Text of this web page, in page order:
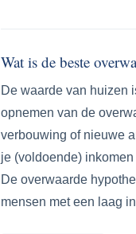
Wat is de beste
De waarde van huizen
opnemen van de
verbouwing of nieuwe
je (voldoende) inkomen
De overwaarde
mensen met een laag